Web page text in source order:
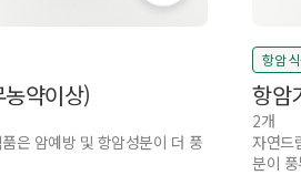
약이상)
은 암예방 및 항암성분이 더 풍
항암
항암
2개
자연드
분이